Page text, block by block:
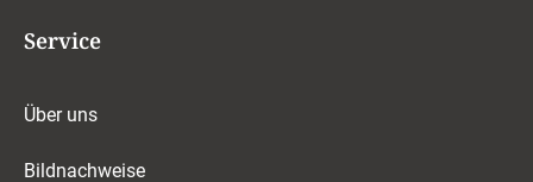
Service
Über uns
Bildnachweise